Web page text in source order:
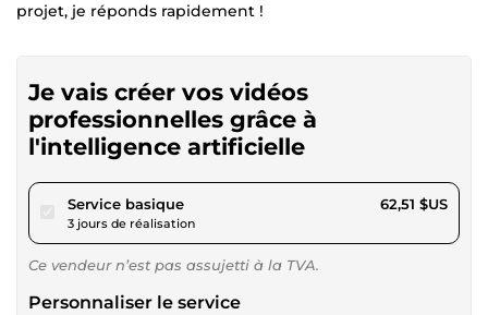
projet, je réponds rapidement !
Je vais créer vos vidéos
professionnelles grâce à
l'intelligence artificielle
Service basiquepour 57,61 $US
3 jours de réalisation
62,51 $US
Ce vendeur n’est pas assujetti à la TVA.
Personnaliser le service